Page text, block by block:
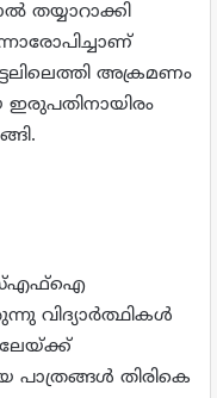
അക്രമണം
വിദ്യാര്‍ത്ഥികള്‍
തിരികെ